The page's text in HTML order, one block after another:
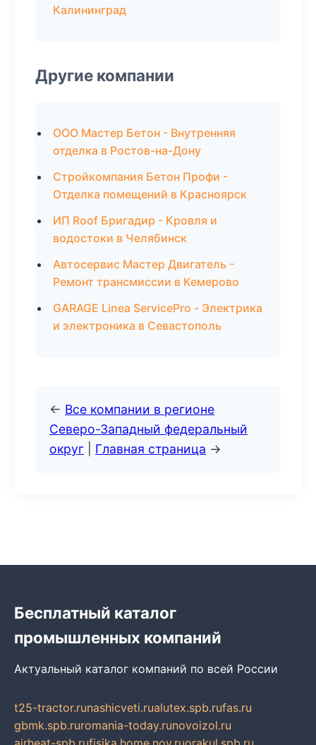
Калининград
Другие компании
ООО Мастер Бетон - Внутренняя
отделка в Ростов-на-Дону
Стройкомпания Бетон Профи -
Отделка помещений в Красноярск
ИП Roof Бригадир - Кровля и
водостоки в Челябинск
Автосервис Мастер Двигатель -
Ремонт трансмиссии в Кемерово
GARAGE Linea ServicePro - Электрика
и электроника в Севастополь
← Все компании в регионе
Северо-Западный федеральный
округ
Главная страница →
Бесплатный каталог
промышленных компаний
Актуальный каталог компаний по всей России
t25-tractor.runashicveti.rualutex.spb.rufas.ru
gbmk.spb.ruromania-today.runovoizol.ru